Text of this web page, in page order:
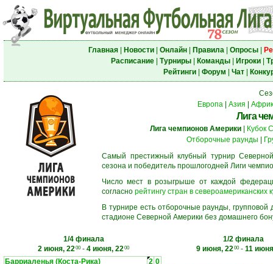
Главная| Новости| Онлайн| Правила| Опросы|
Расписание| Турниры| Команды| Игроки|
Рейтинги| Форум Чат|
Европа| Азия
Лига
Лига чемпионов Америки
Кубок
Отборочные раунды
Самый престижный клубный турнир
сезона и победитель прошлогодней Лиги
Число мест в розыгрыше от каждой
согласно рейтингу стран в североамериканских
В турнире есть отборочные раунды,
стадионе Северной Америки без домашнего
1/4 финала
2 июня, 2200- 4 июня, 2200
1/2 финала
9 июня, 2200- 11
Барриаленья (Коста-Рика)
2 0